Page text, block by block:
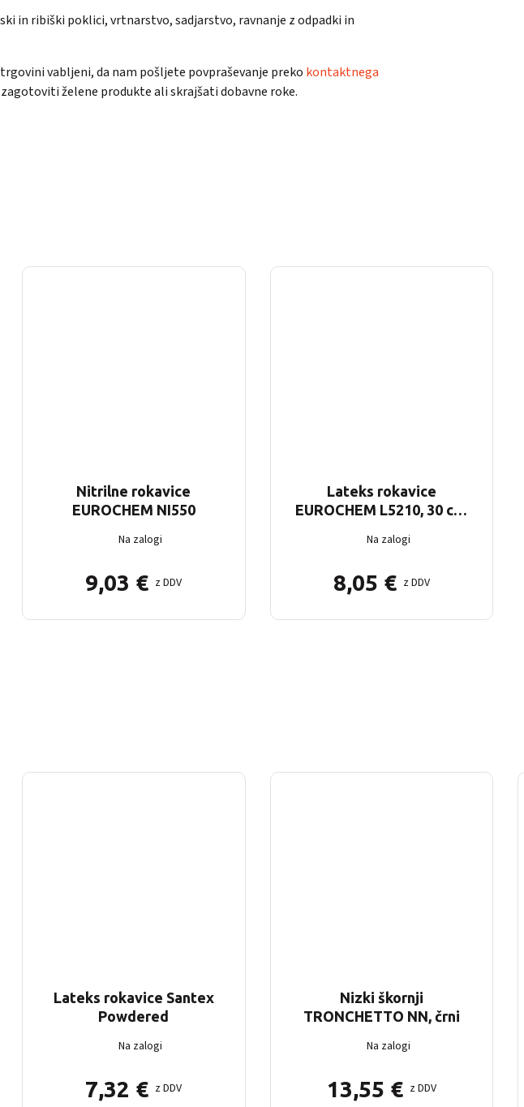
in ribiški poklici, vrtnarstvo, sadjarstvo, ravnanje z odpadki in
vabljeni, da nam pošljete povpraševanje preko kontaktnega
želene produkte ali skrajšati dobavne roke.
Nitrilne rokavice
EUROCHEM NI550
Na zalogi
9,03 € z DDV
Lateks rokavice
EUROCHEM L5210, 30 cm,
Na zalogi
8,05 € z DDV
Lateks rokavice Santex
Powdered
Na zalogi
7,32 € z DDV
Nizki škornji
TRONCHETTO NN, črni
Na zalogi
13,55 € z DDV